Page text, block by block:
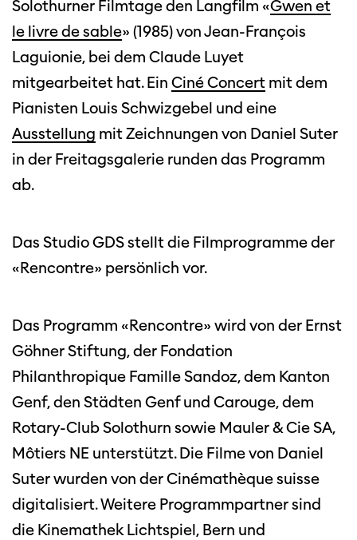
Diese Seite wird mit Internet Explorer
nicht optimal dargestellt. Bitte
verwenden Sie einen anderen Browser.
Solothurner Filmtage den Langfilm «Gwen et
le livre de sable» (1985) von Jean-François
Laguionie, bei dem Claude Luyet
mitgearbeitet hat. Ein Ciné Concert mit dem
Pianisten Louis Schwizgebel und eine
Ausstellung mit Zeichnungen von Daniel Suter
in der Freitagsgalerie runden das Programm
ab.
Das Studio GDS stellt die Filmprogramme der
«Rencontre» persönlich vor.
Das Programm «Rencontre» wird von der Ernst
Göhner Stiftung, der Fondation
Philanthropique Famille Sandoz, dem Kanton
Genf, den Städten Genf und Carouge, dem
Rotary-Club Solothurn sowie Mauler & Cie SA,
Môtiers NE unterstützt. Die Filme von Daniel
Suter wurden von der Cinémathèque suisse
digitalisiert. Weitere Programmpartner sind
die Kinemathek Lichtspiel, Bern und